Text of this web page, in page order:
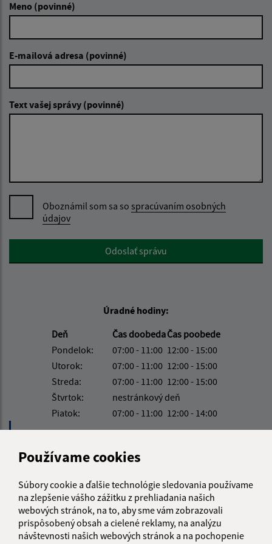
Používame cookies
Súbory cookie a ďalšie technológie sledovania používame
na zlepšenie vášho zážitku z prehliadania našich
webových stránok, na to, aby sme vám zobrazovali
prispôsobený obsah a cielené reklamy, na analýzu
návštevnosti našich webových stránok a na pochopenie
Meno (povinné)
E-mailová adresa (povinné)
Text vašej správy (povinné)
Oboznámil som sa so spracúvaním osobných
údajov
Google reCaptcha ResponseOdoslať správu
Úradné hodiny:
Deň
Čas doobedaČas poobede
Pondelok:
07:00 - 11:00 12:00 - 15:00
Utorok:
07:00 - 11:00 12:00 - 15:00
Streda:
07:00 - 11:00 12:00 - 15:00
Štvrtok:
nestránkový deň
Piatok:
07:00 - 11:00 12:00 - 14:00
Obecný úrad Ozdín
Ozdín 52
985 24 Ozdín